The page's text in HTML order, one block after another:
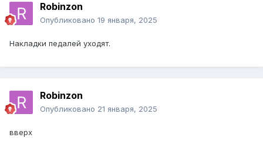
Robinzon
Опубликовано 19 января, 2025
Накладки педалей уходят.
Robinzon
Опубликовано 21 января, 2025
вверх